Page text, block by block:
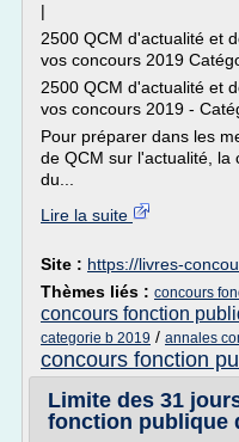
|
2500 QCM d'actualité et
vos concours 2019
2500 QCM d'actualité et
vos concours 2019 -
Pour préparer dans les
de QCM sur l'actualité,
du...
Lire la suite
Site : https://livres-
Thèmes liés : concours
concours fonction
categorie b 2019 / annales
concours fonction
Limite des 31
fonction publique